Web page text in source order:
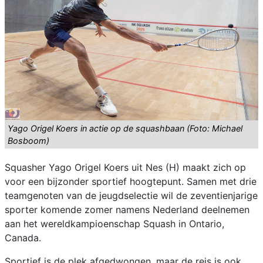
Yago Origel Koers in actie op de squashbaan (Foto: Michael
Bosboom)
Squasher Yago Origel Koers uit Nes (H) maakt zich op
voor een bijzonder sportief hoogtepunt. Samen met drie
teamgenoten van de jeugdselectie wil de zeventienjarige
sporter komende zomer namens Nederland deelnemen
aan het wereldkampioenschap Squash in Ontario,
Canada.